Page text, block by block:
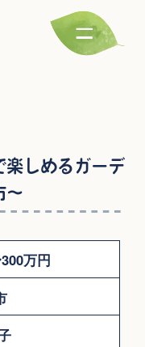
楽しめるガーデ
～
万円